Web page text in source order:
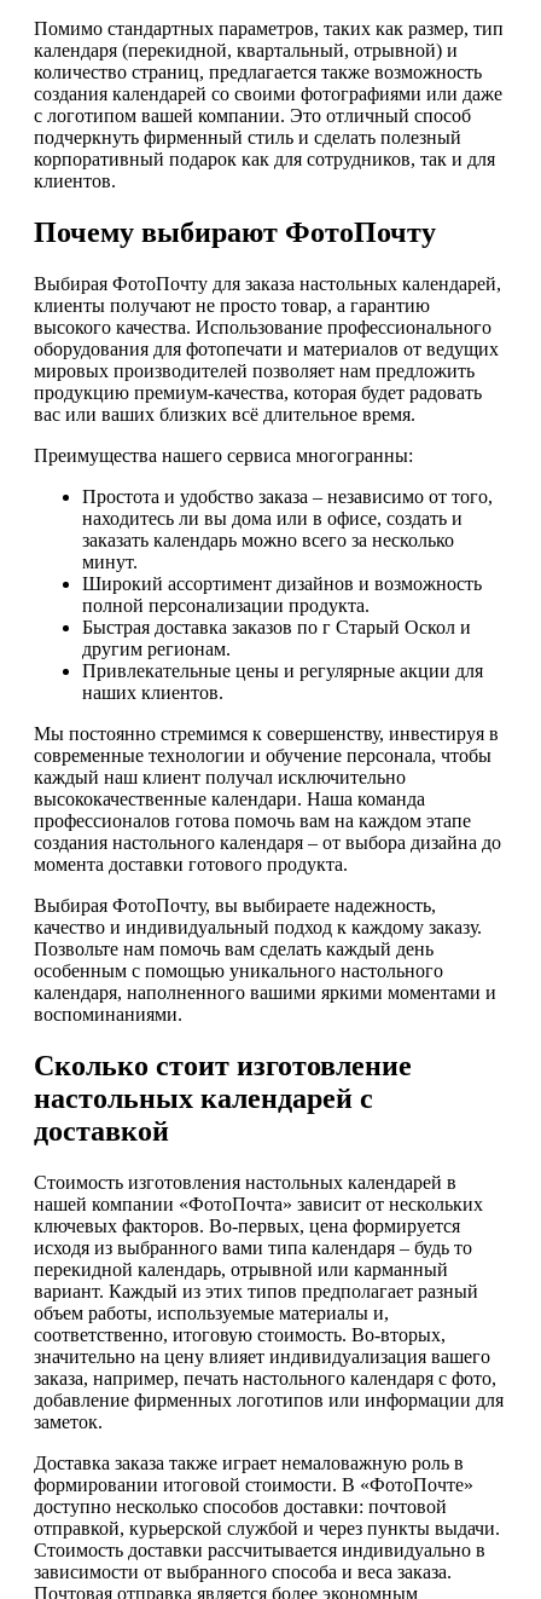
Помимо стандартных параметров, таких как размер, тип
календаря (перекидной, квартальный, отрывной) и
количество страниц, предлагается также возможность
создания календарей со своими фотографиями или даже
с логотипом вашей компании. Это отличный способ
подчеркнуть фирменный стиль и сделать полезный
корпоративный подарок как для сотрудников, так и для
клиентов.
Почему выбирают ФотоПочту
Выбирая ФотоПочту для заказа настольных календарей,
клиенты получают не просто товар, а гарантию
высокого качества. Использование профессионального
оборудования для фотопечати и материалов от ведущих
мировых производителей позволяет нам предложить
продукцию премиум-качества, которая будет радовать
вас или ваших близких всё длительное время.
Преимущества нашего сервиса многогранны:
Простота и удобство заказа – независимо от того,
находитесь ли вы дома или в офисе, создать и
заказать календарь можно всего за несколько
минут.
Широкий ассортимент дизайнов и возможность
полной персонализации продукта.
Быстрая доставка заказов по г Старый Оскол и
другим регионам.
Привлекательные цены и регулярные акции для
наших клиентов.
Мы постоянно стремимся к совершенству, инвестируя в
современные технологии и обучение персонала, чтобы
каждый наш клиент получал исключительно
высококачественные календари. Наша команда
профессионалов готова помочь вам на каждом этапе
создания настольного календаря – от выбора дизайна до
момента доставки готового продукта.
Выбирая ФотоПочту, вы выбираете надежность,
качество и индивидуальный подход к каждому заказу.
Позвольте нам помочь вам сделать каждый день
особенным с помощью уникального настольного
календаря, наполненного вашими яркими моментами и
воспоминаниями.
Сколько стоит изготовление
настольных календарей с
доставкой
Стоимость изготовления настольных календарей в
нашей компании «ФотоПочта» зависит от нескольких
ключевых факторов. Во-первых, цена формируется
исходя из выбранного вами типа календаря – будь то
перекидной календарь, отрывной или карманный
вариант. Каждый из этих типов предполагает разный
объем работы, используемые материалы и,
соответственно, итоговую стоимость. Во-вторых,
значительно на цену влияет индивидуализация вашего
заказа, например, печать настольного календаря с фото,
добавление фирменных логотипов или информации для
заметок.
Доставка заказа также играет немаловажную роль в
формировании итоговой стоимости. В «ФотоПочте»
доступно несколько способов доставки: почтовой
отправкой, курьерской службой и через пункты выдачи.
Стоимость доставки рассчитывается индивидуально в
зависимости от выбранного способа и веса заказа.
Почтовая отправка является более экономным